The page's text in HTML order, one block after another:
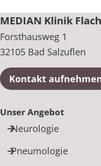
MEDIAN Klinik
Forsthausweg 1
32105 Bad Salzuflen
Kontakt
Unser Angebot
Neurologie
Pneumologie